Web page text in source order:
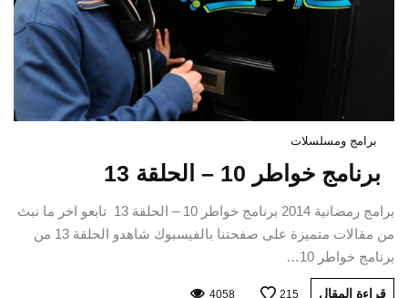
برامج ومسلسلات
برنامج خواطر 10 – الحلقة 13
برامج رمضانية 2014 برنامج خواطر 10 – الحلقة 13 تابعو اخر ما نبث
من مقالات متميزة على صفحتنا بالفيسبوك شاهدو الحلقة 13 من
برنامج خواطر 10…
قراءة المقال 215
4058